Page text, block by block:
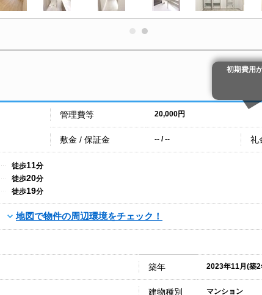
初期費用
管理費等 20,000円
敷金 / 保証金 -- / -- 礼
徒歩11分
徒歩20分
徒歩19分
地図で物件の周辺環境をチェック！
築年 2023年11月(築2
建物種別 マンション